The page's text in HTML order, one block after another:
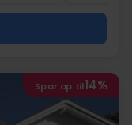
Spar op til14%